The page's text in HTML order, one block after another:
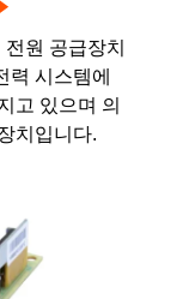
원 공급장치
력 시스템에
고 있으며 의
치입니다.